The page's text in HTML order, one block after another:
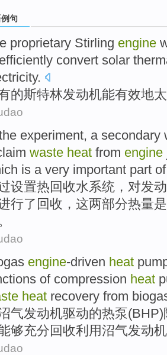
句
proprietary Stirling engine
efficiently convert solar
.
的斯特林发动机能有效地
experiment, a secondary
waste heat from engine
is a very important part of
设置热回收水系统 ，对发
行了回收， 这两部分热量是
engine-driven heat
ofcompression heat
heat recovery from
气发动机驱动的热泵(BHP)
够充分回收利用沼气发动机